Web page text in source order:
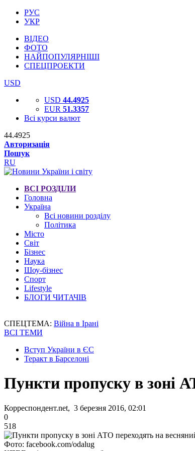
РУС
УКР
ВІДЕО
ФОТО
НАЙПОПУЛЯРНІШІ
СПЕЦПРОЕКТИ
USD
USD 44.4925
EUR 51.3357
Всі курси валют
44.4925
Авторизація
Пошук
RU
ВСІ РОЗДІЛИ
Головна
Україна
Всі новини розділу
Політика
Місто
Світ
Бізнес
Наука
Шоу-бізнес
Спорт
Lifestyle
БЛОГИ ЧИТАЧІВ
СПЕЦТЕМА: Війна в Ірані
ВСІ ТЕМИ
Вступ України в ЄС
Теракт в Барселоні
Пункти пропуску в зоні
Корреспондент.net, 3 березня 2016, 02:01
0
518
Фото: facebook.com/odalug